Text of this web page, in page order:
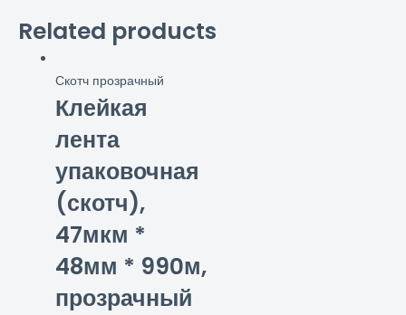
Related products
Скотч прозрачный
Клейкая
лента
упаковочная
(скотч),
47мкм *
48мм * 990м,
прозрачный